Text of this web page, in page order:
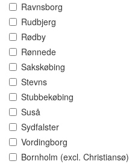
Ravnsborg
Rudbjerg
Rødby
Rønnede
Sakskøbing
Stevns
Stubbekøbing
Suså
Sydfalster
Vordingborg
Bornholm (excl. Christiansø)